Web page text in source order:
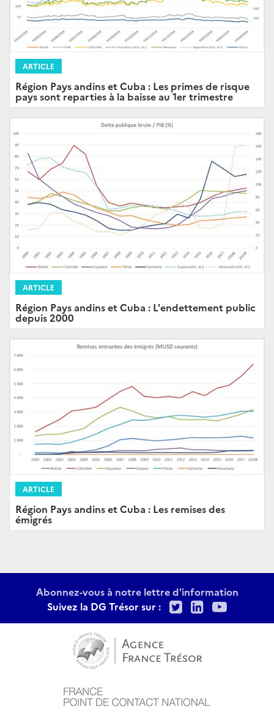
ARTICLE
Région Pays andins et Cuba : Les primes de risque
pays sont reparties à la baisse au 1er trimestre
ARTICLE
Région Pays andins et Cuba : L'endettement public
depuis 2000
ARTICLE
Région Pays andins et Cuba : Les remises des
émigrés
Abonnez-vous à notre lettre d'information
Suivez la DG Trésor sur :
TwitterLinkedIn